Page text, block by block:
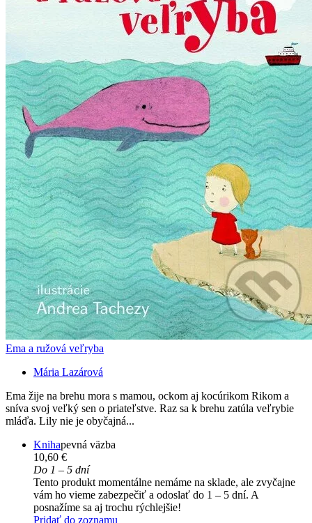
Ema a ružová veľryba
Mária Lazárová
Ema žije na brehu mora s mamou, ockom aj kocúrikom Rikom a
sníva svoj veľký sen o priateľstve. Raz sa k brehu zatúla veľrybie
mláďa. Lily nie je obyčajná...
Knihapevná väzba
10,60 €
Do 1 – 5 dní
Tento produkt momentálne nemáme na sklade, ale zvyčajne
vám ho vieme zabezpečiť a odoslať do 1 – 5 dní. A
posnažíme sa aj trochu rýchlejšie!
Pridať do zoznamu